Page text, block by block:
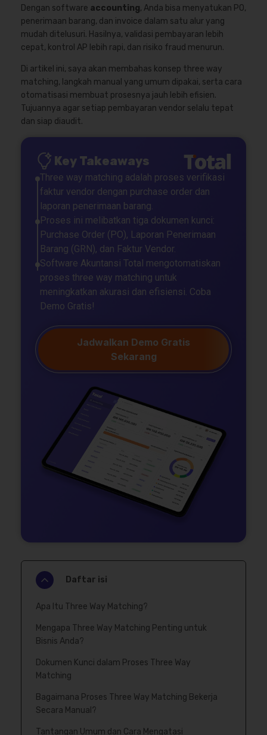
Dengan software accounting, Anda bisa menyatukan PO,
penerimaan barang, dan invoice dalam satu alur yang
mudah ditelusuri. Hasilnya, validasi pembayaran lebih
cepat, kontrol AP lebih rapi, dan risiko fraud menurun.
Di artikel ini, saya akan membahas konsep three way
matching, langkah manual yang umum dipakai, serta cara
otomatisasi membuat prosesnya jauh lebih efisien.
Tujuannya agar setiap pembayaran vendor selalu tepat
dan siap diaudit.
Key Takeaways
Three way matching adalah proses verifikasi
faktur vendor dengan purchase order dan
laporan penerimaan barang.
Proses ini melibatkan tiga dokumen kunci:
Purchase Order (PO), Laporan Penerimaan
Barang (GRN), dan Faktur Vendor.
Software Akuntansi Total mengotomatiskan
proses three way matching untuk
meningkatkan akurasi dan efisiensi. Coba
Demo Gratis!
Jadwalkan Demo Gratis
Sekarang
Daftar isi
Apa Itu Three Way Matching?
Mengapa Three Way Matching Penting untuk
Bisnis Anda?
Dokumen Kunci dalam Proses Three Way
Matching
Bagaimana Proses Three Way Matching Bekerja
Secara Manual?
Tantangan Umum dan Cara Mengatasi